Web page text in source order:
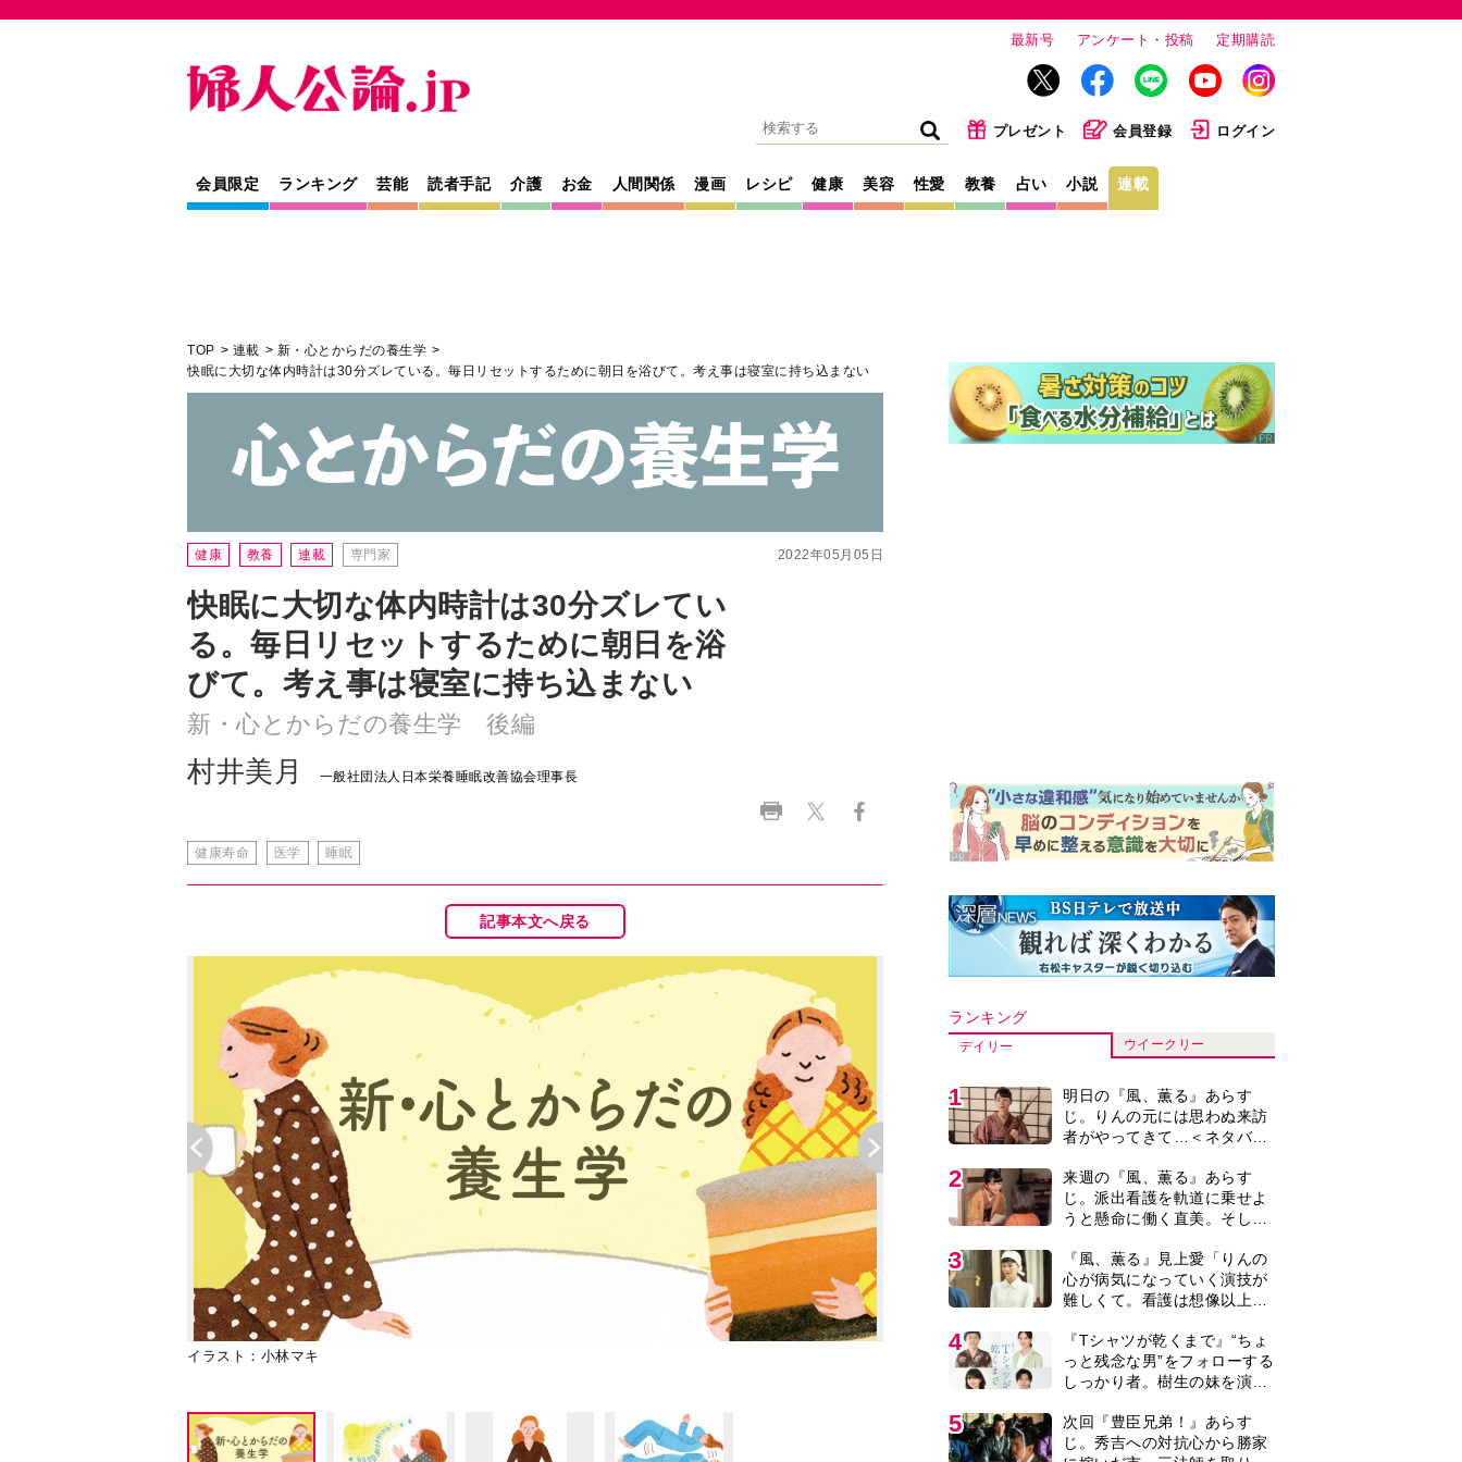
最新号 アンケート・投稿 定期購読
プレゼント 会員登録 ログイン
会員限定 ランキング 芸能 読者手記 介護 お金 人間関係 漫画 レシピ 健康 美容 性愛 教養 占い 小説 連載
2022年05月05日
教養 連載 専門家
る。毎日リセットするために朝日を浴
びて。考え事は寝室に持ち込まない
新・心とからだの養生学 後編
村井美月 一般社団法人日本栄養睡眠改善協会理事長
健康寿命
イラスト：小林マキ
2
じ。派出看護を軌道に乗せよ
うと懸命に働く直美。そして
ついに＜あの人＞が…＜ネタ
バレあり＞
3
『風、薫る』見上愛「りんの
難しくて。看護は想像以上に
心を使う仕事」
4
『Tシャツが乾くまで』“ちょ
っと残念な男”をフォローする
しっかり者。樹生の妹を演じ
5
じ。秀吉への対抗心から勝家
に嫁いだ市。三法師を取り戻
「信長の葬儀」を仕掛ける
が…＜ネタバレあり＞
6
『風、薫る』次週予告。東京
に戻ったりん。シマケンと横
沢が遭遇。「好きです」と告
7
演歌歌手・市川由紀乃「更年
期かと思ったら〈卵巣がん〉
だった。９ヵ月の闘病を経て
紙を今も支えに」【2026上半
期BEST】
8
作家・中島京子「60歳からは
じめた、月1回の〈ぼーっと
日帰り旅〉。1泊以上の旅行
と出かけられるのがいいとこ
ろ」【2026上半期BEST】
9
3歳で織田家当主となった信
長の孫・三法師。なぜ「名
代」は置かれなかったのか。
なった「清須会議」の背景と
は…。濱田浩一郎が『豊臣兄
10
井上祐貴「選択できるなら大
変なほうを選ぶ。いつかは大